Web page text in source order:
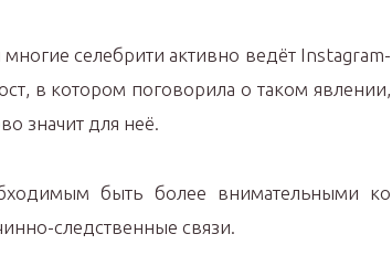
селебрити активно ведёт Instagram-
в котором поговорила о таком явлении,
значит для неё.
быть более внимательными ко
следственные связи.